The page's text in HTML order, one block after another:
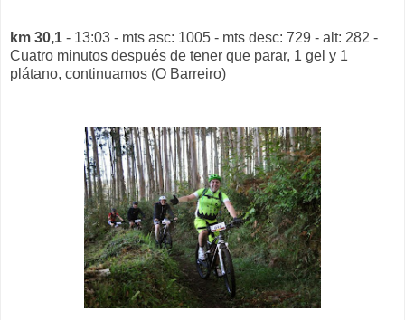
km 30,1 - 13:03 - mts asc: 1005 - mts desc: 729 - alt: 282 -
Cuatro minutos después de tener que parar, 1 gel y 1
plátano, continuamos (O Barreiro)